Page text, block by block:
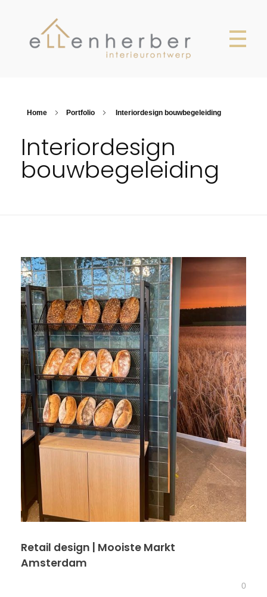
Home Portfolio Interiordesign bouwbegeleiding
Interiordesign
bouwbegeleiding
Retail design | Mooiste Markt
Amsterdam
0